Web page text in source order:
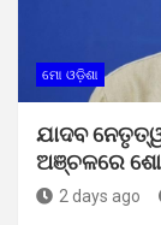
ମୋ ଓଡ଼ିଶା
ଯାଦବ
ଅଞ୍ଚଳରେ
2 days ago